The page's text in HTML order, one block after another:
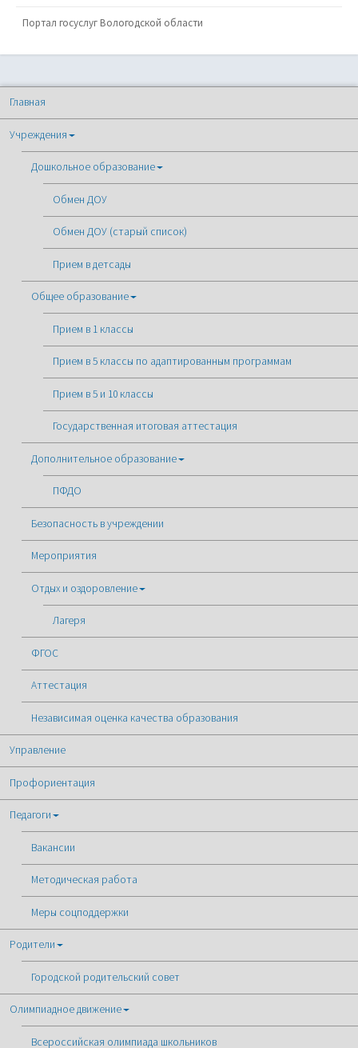
Портал госуслуг Вологодской области
Главная
Учреждения
Дошкольное образование
Обмен ДОУ
Обмен ДОУ (старый список)
Прием в детсады
Общее образование
Прием в 1 классы
Прием в 5 классы по адаптированным программам
Прием в 5 и 10 классы
Государственная итоговая аттестация
Дополнительное образование
ПФДО
Безопасность в учреждении
Мероприятия
Отдых и оздоровление
Лагеря
ФГОС
Аттестация
Независимая оценка качества образования
Управление
Профориентация
Педагоги
Вакансии
Методическая работа
Меры соцподдержки
Родители
Городской родительский совет
Олимпиадное движение
Всероссийская олимпиада школьников